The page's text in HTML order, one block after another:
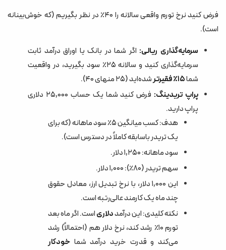
فرض کنید نرخ تورم واقعی سالانه را ۴۰٪ در نظر بگیریم (که خوش‌بینانه
است).
سرمایه‌گذاری ریالی: اگر شما در بانک یا اوراق درآمد ثابت
سرمایه‌گذاری کنید و سالانه ۲۵٪ سود بگیرید، در واقعیت
شما۱۵٪ فقیرتر
شده‌اید (۲۵ منهای ۴۰).
پراپ تریدینگ:
فرض کنید شما یک حساب ۲۵,۰۰۰ دلاری
پراپ دارید.
هدف: کسب میانگین ۵٪ سود ماهانه (که برای
یک تریدر باسابقه کاملاً در دسترس است).
سود ماهانه: ۱,۲۵۰ دلار.
سهم تریدر (۸۰٪): ۱,۰۰۰ دلار.
این ۱,۰۰۰ دلار، با نرخ تبدیل ارز، معادل حقوق
چند ماه یک کارمند عالی‌رتبه است.
نکته کلیدی: این درآمددلاریاست. اگر ماه بعد
تورم ۱۰٪ رشد کند، نرخ دلار هم (احتمالاً) رشد
می‌کند و قدرت خرید درآمد شما خودکار